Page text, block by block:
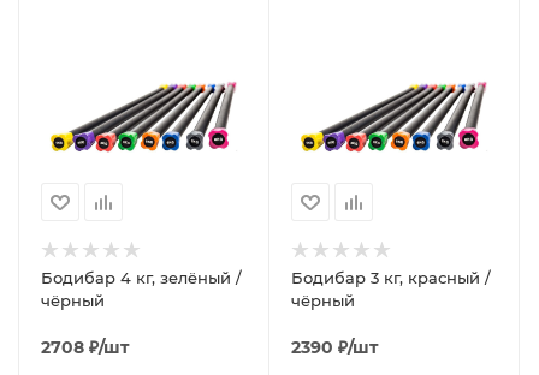
Бодибар 4 кг, зелёный /
чёрный
2708 ₽/шт
Бодибар 3 кг, красный /
чёрный
2390 ₽/шт